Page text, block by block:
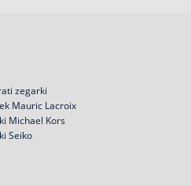
zegarki
Mauric Lacroix
Michael Kors
Seiko